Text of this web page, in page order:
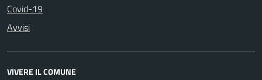
Covid-19
Avvisi
VIVERE IL COMUNE